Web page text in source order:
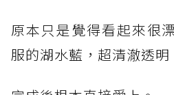
原本只是覺得看起來很
服的湖水藍，超清澈透明